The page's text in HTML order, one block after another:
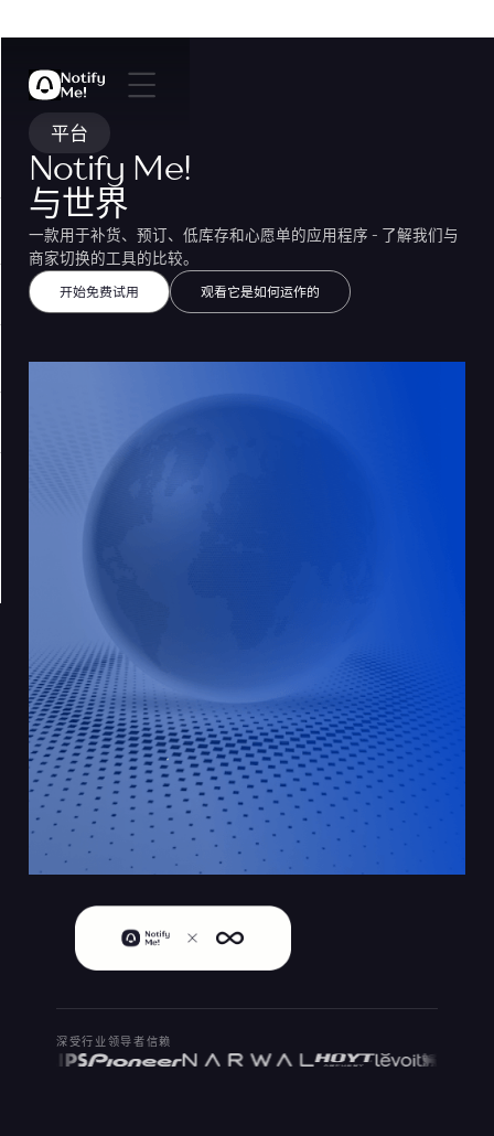
平台
Notify Me!
与世界
一款用于补货、预订、低库存和心愿单的应用程序 - 了解我们与
商家切换的工具的比较。
开始免费试用 观看它是如何运作的
深受行业领导者信赖